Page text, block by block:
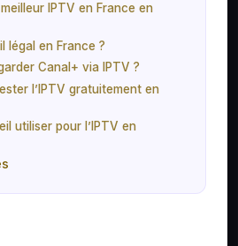
IPTV en France en
légal en France ?
Canal+ via IPTV ?
l’IPTV gratuitement en
utiliser pour l’IPTV en